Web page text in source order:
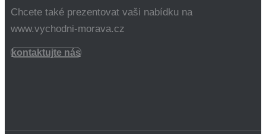
Chcete také prezentovat vaši nabídku na
www.vychodni-morava.cz
kontaktujte nás